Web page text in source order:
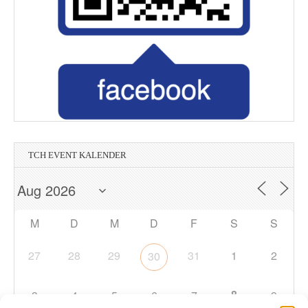
TCH EVENT KALENDER
M D M D F S S
27 28 29 30 31 1 2
3 4 5 6 7 8 9